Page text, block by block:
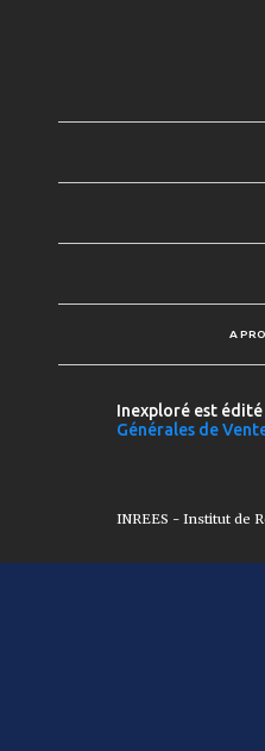
A
Inexploré est
Générales de
INREES - Institut de